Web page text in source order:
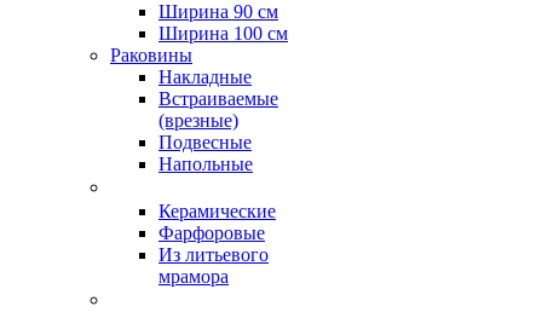
Ширина 90 см
Ширина 100 см
Раковины
Накладные
Встраиваемые
(врезные)
Подвесные
Напольные
Керамические
Фарфоровые
Из литьевого
мрамора